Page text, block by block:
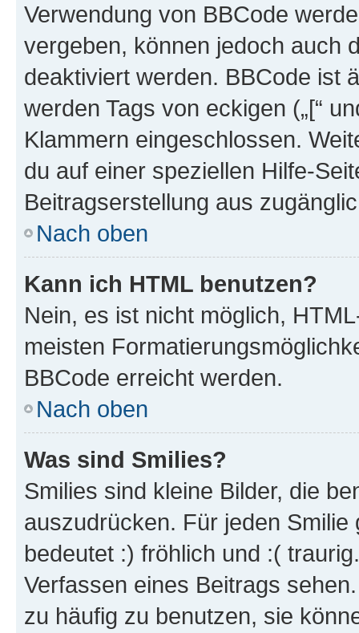
Verwendung von BBCode
vergeben, können jedoch auch
deaktiviert werden. BBCode ist
werden Tags von eckigen („[“
Klammern eingeschlossen.
du auf einer speziellen Hilfe-
Beitragserstellung aus
Nach oben
Kann ich HTML benutzen?
Nein, es ist nicht möglich,
meisten
BBCode erreicht werden.
Nach oben
Was sind Smilies?
Smilies sind kleine Bilder, die
auszudrücken. Für jeden
bedeutet :) fröhlich und :(
Verfassen eines Beitrags
zu häufig zu benutzen, sie